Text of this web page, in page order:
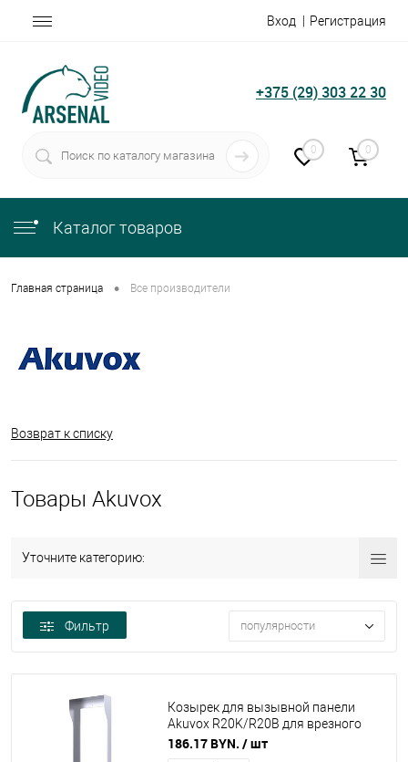
Вход Регистрация
+375 (29) 303 22 30
0 0
Каталог товаров
Главная страница • Все производители
Возврат к списку
Товары Akuvox
Уточните категорию:
Фильтр популярности
Козырек для вызывной панели
Akuvox R20K/R20B для врезного
монтажа
186.17 BYN. / шт